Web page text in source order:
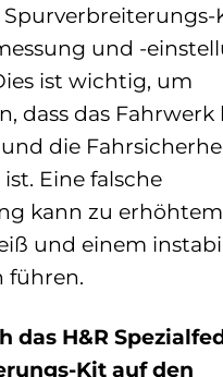
Spurverbreiterungs-
und -
ist wichtig, um
dass das
die
Eine falsche
kann zu erhöhtem
und einem
führen.
das H&R
Kit auf den